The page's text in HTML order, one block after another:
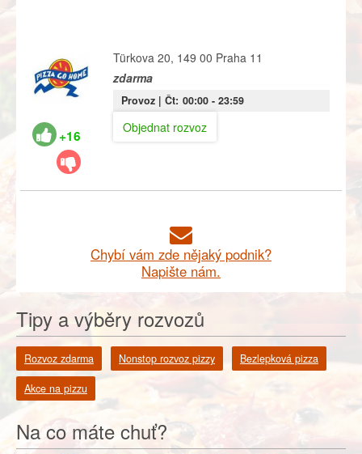
+16
Türkova 20, 149 00 Praha 11
zdarma
Provoz | Čt: 00:00- 23:59
Objednat rozvoz
Chybí vám zde nějaký podnik?
Napište nám.
Tipy a výběry rozvozů
Rozvoz zdarma Nonstop rozvoz pizzy Bezlepková pizza
Akce na pizzu
Na co máte chuť?